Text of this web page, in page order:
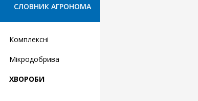
СЛОВНИК АГРОНОМА
Комплексні
Мікродобрива
ХВОРОБИ